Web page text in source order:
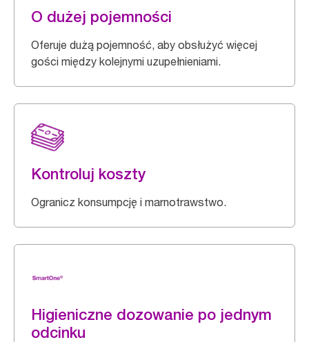
O dużej pojemności
Oferuje dużą pojemność, aby obsłużyć więcej
gości między kolejnymi uzupełnieniami.
Kontroluj koszty
Ogranicz konsumpcję i marnotrawstwo.
Higieniczne dozowanie po jednym
odcinku